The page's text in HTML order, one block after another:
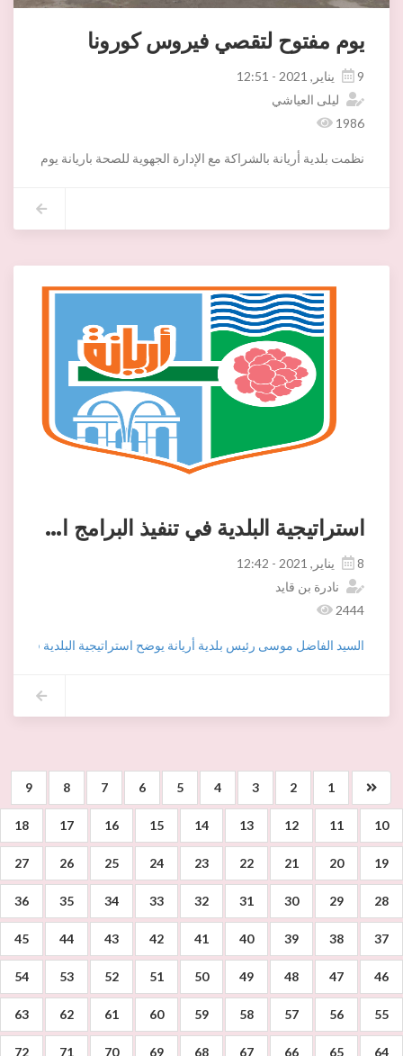
يوم مفتوح لتقصي فيروس كورونا
9 يناير, 2021 - 12:51
ليلى العياشي
1986
نظمت بلدية أريانة بالشراكة مع الإدارة الجهوية للصحة باريانة يوم الجمعة 08 جانفي 2021 بساحة سلا يوما مفتوحا لتقصي فيروس كورونا باستعمال الاختبار السريع لفائدة متساكني المنطقة البلدية
استراتيجية البلدية في تنفيذ البرامج الاستثمارية التشاركية لسنة 2021
8 يناير, 2021 - 12:42
نادرة بن قايد
2444
السيد الفاضل موسى رئيس بلدية أريانة يوضح استراتيجية البلدية في تنفيذ البرامج
1
2
3
4
5
6
7
8
9
10
11
12
13
14
15
16
17
18
19
20
21
22
23
24
25
26
27
28
29
30
31
32
33
34
35
36
37
38
39
40
41
42
43
44
45
46
47
48
49
50
51
52
53
54
55
56
57
58
59
60
61
62
63
64
65
66
67
68
69
70
71
72